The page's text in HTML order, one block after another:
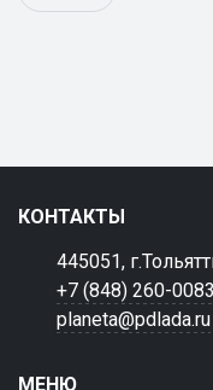
КОНТАКТЫ
445051,
+7 (848) 260-0083
planeta@pdlada.ru
МЕНЮ